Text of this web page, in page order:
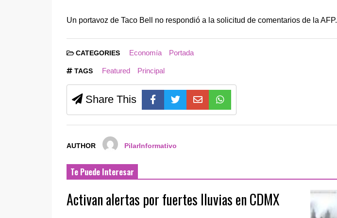
Un portavoz de Taco Bell no respondió a la solicitud de comentarios de la AFP.
CATEGORIES Economía Portada
TAGS Featured Principal
Share This
AUTHOR PilarInformativo
Te Puede Interesar
Activan alertas por fuertes lluvias en CDMX